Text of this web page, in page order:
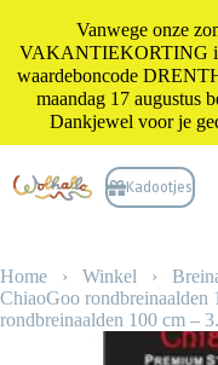
naar
de
Kadootjes
Home › Winkel ›
ChiaoGoo rondbreinaalden
rondbreinaalden 100 cm –
Vanwege onze
VAKANTIEKORTING
waardeboncode
maandag 17 augustus
Dankjewel voor je